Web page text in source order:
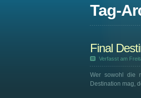
Tag-
Final
Verfasst am
Wer sowohl die
Destination mag,